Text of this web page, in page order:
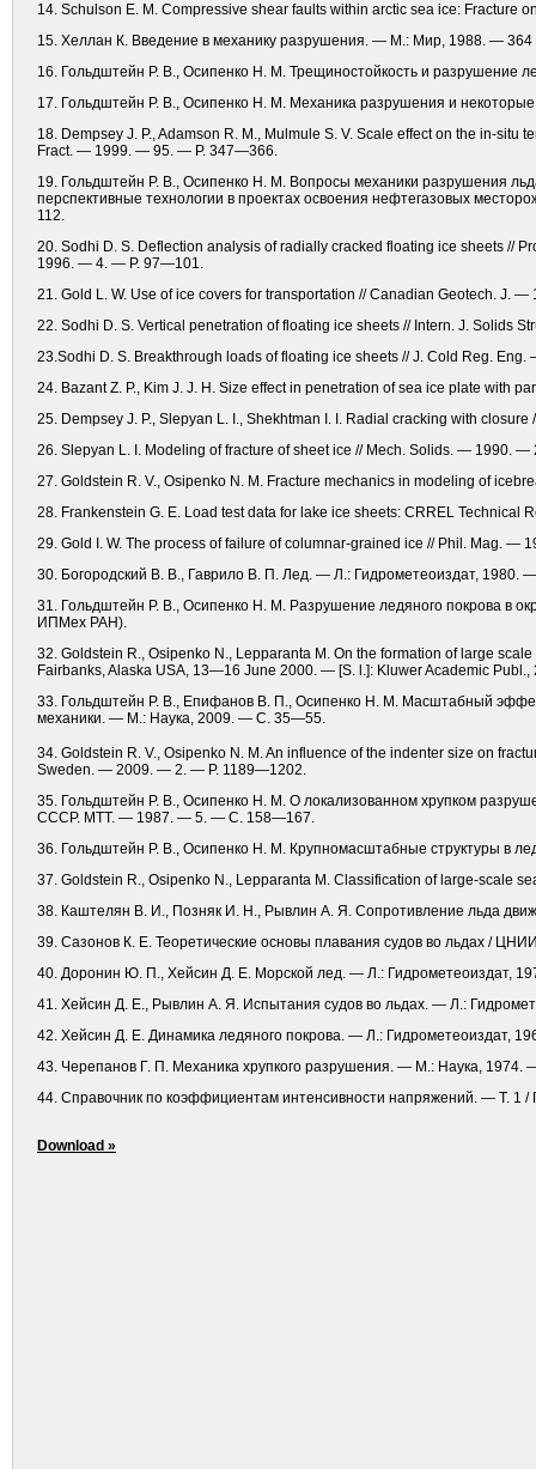
14. Schulson E. M. Compressive shear faults within arctic sea ice:
15. Хеллан К. Введение в механику разрушения. — М.: Мир, 1988. — 364
16. Гольдштейн Р. В., Осипенко Н. М. Трещиностойкость и
17. Гольдштейн Р. В., Осипенко Н. М. Механика разрушения и
18. Dempsey J. P., Adamson R. M., Mulmule S. V. Scale effect on the in-
Fract. — 1999. — 95. — Р. 347—366.
19. Гольдштейн Р. В., Осипенко Н. М. Вопросы механики разрушения
перспективные технологии в проектах освоения нефтегазовых
112.
20. Sodhi D. S. Deflection analysis of radially cracked floating ice sheets //
1996. — 4. — Р. 97—101.
21. Gold L. W. Use of ice covers for transportation // Canadian Geotech. J.
22. Sodhi D. S. Vertical penetration of floating ice sheets // Intern. J.
23.Sodhi D. S. Breakthrough loads of floating ice sheets // J. Cold Reg.
24. Bazant Z. P., Kim J. J. H. Size effect in penetration of sea ice plate
25. Dempsey J. P., Slepyan L. I., Shekhtman I. I. Radial cracking with
26. Slepyan L. I. Modeling of fracture of sheet ice // Mech. Solids. — 1990.
27. Goldstein R. V., Osipenko N. M. Fracture mechanics in modeling of
28. Frankenstein G. E. Load test data for lake ice sheets: CRREL Technical
29. Gold I. W. The process of failure of columnar-grained ice // Phil. Mag.
30. Богородский В. В., Гаврило В. П. Лед. — Л.: Гидрометеоиздат, 1980.
31. Гольдштейн Р. В., Осипенко Н. М. Разрушение ледяного покрова в
ИПМех РАН).
32. Goldstein R., Osipenko N., Lepparanta M. On the formation of large
Fairbanks, Alaska USA, 13—16 June 2000. — [S. l.]: Kluwer Academic
33. Гольдштейн Р. В., Епифанов В. П., Осипенко Н. М. Масштабный
механики. — М.: Наука, 2009. — С. 35—55.
34. Goldstein R. V., Osipenko N. M. An influence of the indenter size on
Sweden. — 2009. — 2. — P. 1189—1202.
35. Гольдштейн Р. В., Осипенко Н. М. О локализованном хрупком
СССР. МТТ. — 1987. — 5. — C. 158—167.
36. Гольдштейн Р. В., Осипенко Н. М. Крупномасштабные структуры
37. Goldstein R., Osipenko N., Lepparanta M. Classification of large-
38. Каштелян В. И., Позняк И. Н., Рывлин А. Я. Сопротивление льда
39. Сазонов К. Е. Теоретические основы плавания судов во льдах /
40. Доронин Ю. П., Хейсин Д. Е. Морской лед. — Л.: Гидрометеоиздат,
41. Хейсин Д. Е., Рывлин А. Я. Испытания судов во льдах. — Л.:
42. Хейсин Д. Е. Динамика ледяного покрова. — Л.: Гидрометеоиздат,
43. Черепанов Г. П. Механика хрупкого разрушения. — М.: Наука, 1974.
44. Справочник по коэффициентам интенсивности напряжений. — Т.
Download »